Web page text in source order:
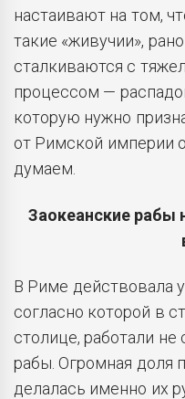
настаивают на том,
такие «живучии»,
сталкиваются с
процессом —
которую нужно
от Римской империи
думаем.
Заокеанские рабы
В Риме действовала
согласно которой в
столице, работали
рабы. Огромная доля
делалась именно их